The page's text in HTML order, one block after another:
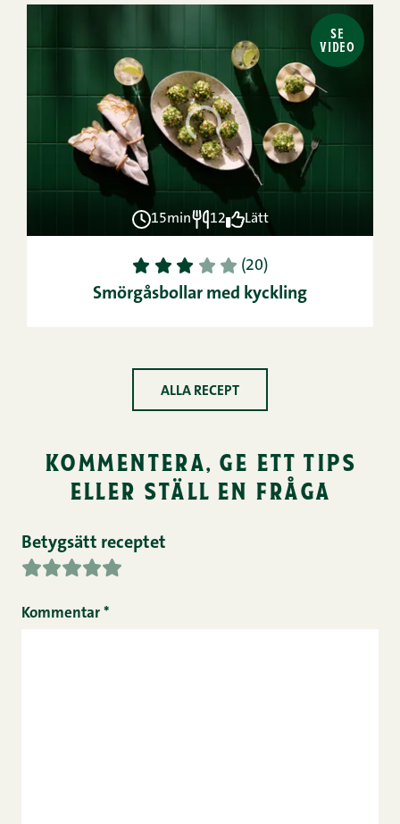
SE
VIDEO
15min 12 Lätt
1 2 3 4 5 (20)
Smörgåsbollar med kyckling
ALLA RECEPT
kommentera, ge ett tips
eller ställ en fråga
Betygsätt receptet
Kommentar *